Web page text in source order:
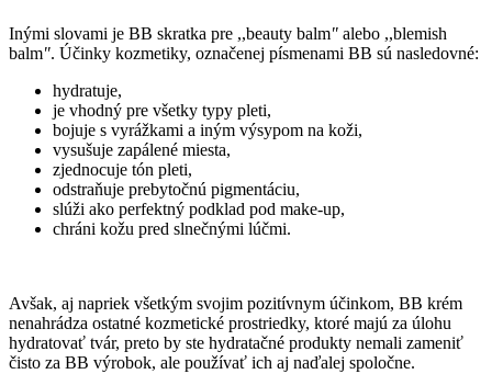
Inými slovami je BB skratka pre ,,beauty balm" alebo ,,blemish
balm". Účinky kozmetiky, označenej písmenami BB sú nasledovné:
hydratuje,
je vhodný pre všetky typy pleti,
bojuje s vyrážkami a iným výsypom na koži,
vysušuje zapálené miesta,
zjednocuje tón pleti,
odstraňuje prebytočnú pigmentáciu,
slúži ako perfektný podklad pod make-up,
chráni kožu pred slnečnými lúčmi.
Avšak, aj napriek všetkým svojim pozitívnym účinkom, BB krém
nenahrádza ostatné kozmetické prostriedky, ktoré majú za úlohu
hydratovať tvár, preto by ste hydratačné produkty nemali zameniť
čisto za BB výrobok, ale používať ich aj naďalej spoločne.